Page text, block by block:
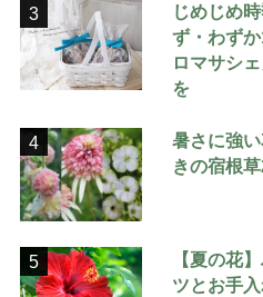
3
じめじめ
ず・わず
ロマサシ
を
4
暑さに強
きの宿根
5
【夏の花
ツとお手